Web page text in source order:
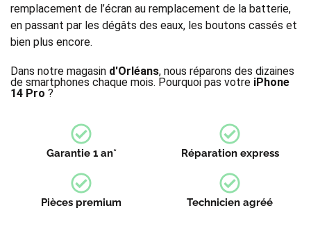
remplacement de l’écran au remplacement de la batterie,
en passant par les dégâts des eaux, les boutons cassés et
bien plus encore.
Dans notre magasin d'Orléans, nous réparons des dizaines
de smartphones chaque mois. Pourquoi pas votre iPhone
14 Pro ?
Garantie 1 an* Réparation express
Pièces premium Technicien agréé